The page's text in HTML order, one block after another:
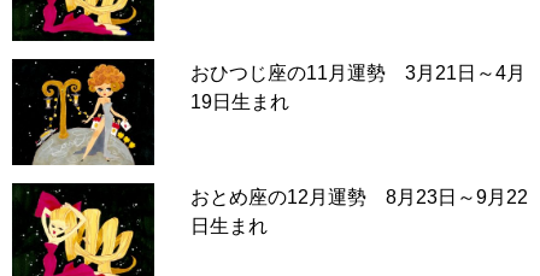
おひつじ座の11月運勢 3月21日～4月
19日生まれ
おとめ座の12月運勢 8月23日～9月22
日生まれ